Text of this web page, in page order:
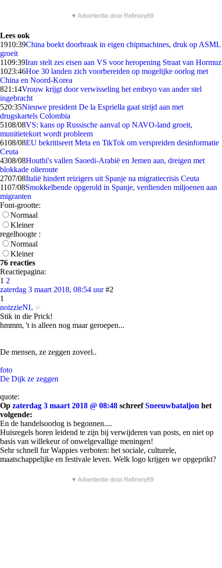
▼ Advertentie door Refinery89
Lees ook
1910:39China boekt doorbraak in eigen chipmachines, druk op ASML
groeit
1109:39Iran stelt zes eisen aan VS voor heropening Straat van Hormuz
1023:46Hoe 30 landen zich voorbereiden op mogelijke oorlog met
China en Noord-Korea
821:14Vrouw krijgt door verwisseling het embryo van ander stel
ingebracht
520:35Nieuwe president De la Espriella gaat strijd aan met
drugskartels Colombia
5108/08VS: kans op Russische aanval op NAVO-land groeit,
munitietekort wordt probleem
6108/08EU bekritiseert Meta en TikTok om verspreiden desinformatie
Ceuta
4308/08Houthi's vallen Saoedi-Arabië en Jemen aan, dreigen met
blokkade olieroute
2707/08Italië hindert reizigers uit Spanje na migratiecrisis Ceuta
1107/08Smokkelbende opgerold in Spanje, verdienden miljoenen aan
migranten
Font-grootte:
Normaal
Kleiner
regelhoogte :
Normaal
Kleiner
76 reacties
Reactiepagina:
1 2
zaterdag 3 maart 2018, 08:54 uur #2
1
noizzieNL
Stik in die Prick!
hmmm, 't is alleen nog maar geroepen...
De mensen, ze zeggen zoveel..
foto
De Dijk ze zeggen
quote:
Op zaterdag 3 maart 2018 @ 08:48 schreefSneeuwbataljon het
volgende:
En de handelsoorlog is begonnen....
Huisregels horen leidend te zijn bij verwijderen van posts, en niet op
basis van willekeur of onwelgevallige meningen!
Sehr schnell fur Wappies verboten: het sociale, culturele,
maatschappelijke en festivale leven. Welk logo krijgen we opgeprikt?
▼ Advertentie door Refinery89